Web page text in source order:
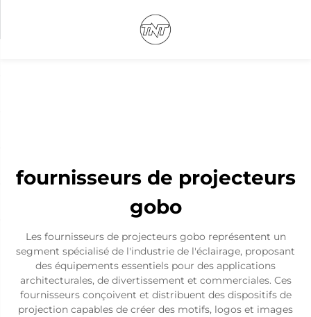
fournisseurs de projecteurs
gobo
Les fournisseurs de projecteurs gobo représentent un
segment spécialisé de l'industrie de l'éclairage, proposant
des équipements essentiels pour des applications
architecturales, de divertissement et commerciales. Ces
fournisseurs conçoivent et distribuent des dispositifs de
projection capables de créer des motifs, logos et images